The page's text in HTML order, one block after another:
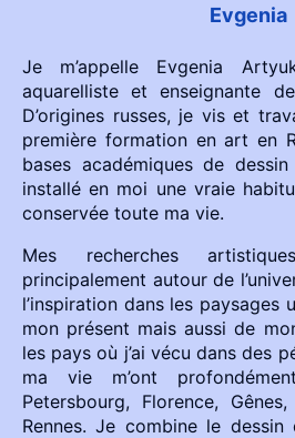
Evgenia
Je m’appelle Evgenia
aquarelliste et enseignante
D’origines russes, je vis et
première formation en art en
bases académiques de
installé en moi une vraie
conservée toute ma vie.
Mes recherches
principalement autour de
l’inspiration dans les paysages
mon présent mais aussi de
les pays où j’ai vécu dans des
ma vie m’ont
Petersbourg, Florence,
Rennes. Je combine le